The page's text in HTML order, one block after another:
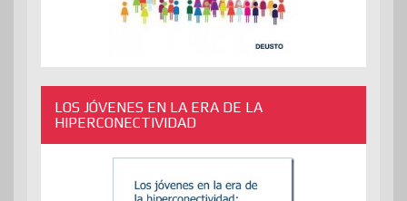
LOS JÓVENES EN LA ERA DE LA
HIPERCONECTIVIDAD